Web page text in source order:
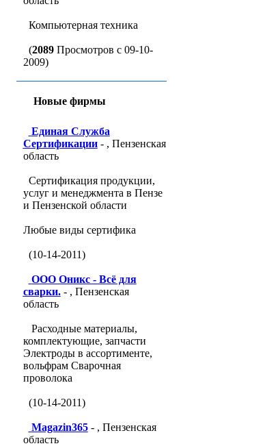
Компьютерная техника
(2089Просмотров с 09-10-
2009)
Новые фирмы
Единая Служба
Сертификации- , Пензенская
область
Сертификация продукции,
услуг и менеджмента в Пензе
и Пензенской области
Любые виды сертифика
(10-14-2011)
ООО Оникс - Всё для
сварки.- , Пензенская
область
Расходные материалы,
комплектующие, запчасти
Электроды в ассортименте,
вольфрам Сварочная
проволока
(10-14-2011)
Magazin365- , Пензенская
область